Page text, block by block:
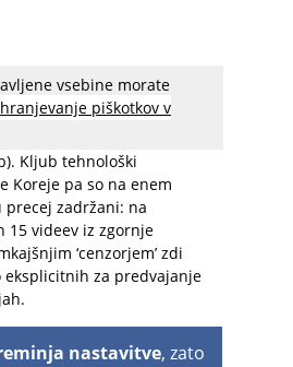
vsebine morate
piškotkov v
pop je z leti postal
svetu (ja, tudi v Sloveniji se
katere od dekliških ali
Kljub tehnološki
Koreje pa so na enem
zadržani: na
15 videev iz zgornje
‘cenzorjem’ zdi
eksplicitnih za predvajanje
nastavitve, zato